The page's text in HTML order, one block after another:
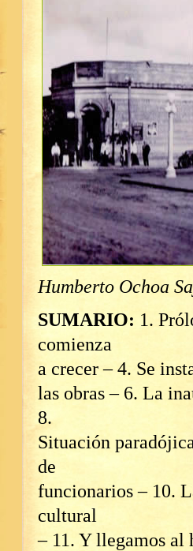
Humberto Ochoa
SUMARIO: 1.
comienza
a crecer – 4. Se
las obras – 6. La
8.
Situación
de
funcionarios – 10.
cultural
– 11. Y llegamos al